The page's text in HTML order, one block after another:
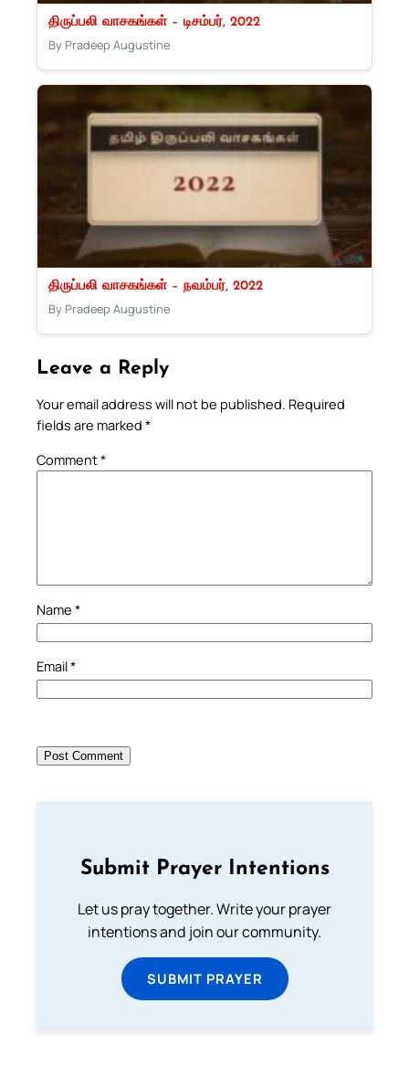
திருப்பலி வாசகங்கள் – டிசம்பர், 2022
By Pradeep Augustine
திருப்பலி வாசகங்கள் – நவம்பர், 2022
By Pradeep Augustine
Leave a Reply
Your email address will not be published. Required
fields are marked *
Comment*
Name *
Email*
Submit Prayer Intentions
Let us pray together. Write your prayer
intentions and join our community.
SUBMIT PRAYER